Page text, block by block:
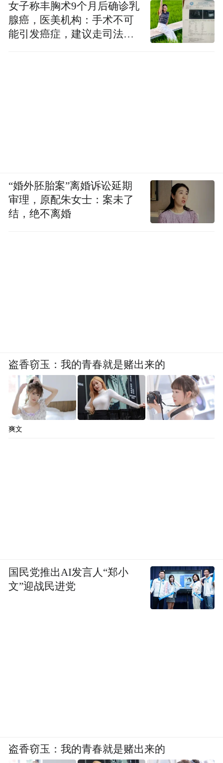
女子称丰胸术9个月后确诊乳
腺癌，医美机构：手术不可
能引发癌症，建议走司法途
“婚外胚胎案”离婚诉讼延期
审理，原配朱女士：案未了
结，绝不离婚
盗香窃玉：我的青春就是赌出来的
爽文
国民党推出AI发言人“郑小
文”迎战民进党
盗香窃玉：我的青春就是赌出来的